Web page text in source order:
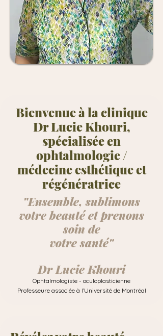
Bienvenue à la clinique
Dr Lucie Khouri,
spécialisée en
ophtalmologie /
médecine esthétique et
régénératrice
"Ensemble, sublimons
votre beauté et prenons
soin de
votre santé"
Dr Lucie Khouri
Ophtalmologiste - oculoplasticienne
Professeure associée à l’Université de Montréal